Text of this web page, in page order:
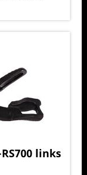
links